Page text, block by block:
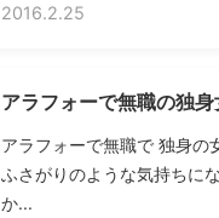
2016.2.25
アラフォーで無職の独身
アラフォーで無職で 独身の
ふさがりのような気持ちに
か...